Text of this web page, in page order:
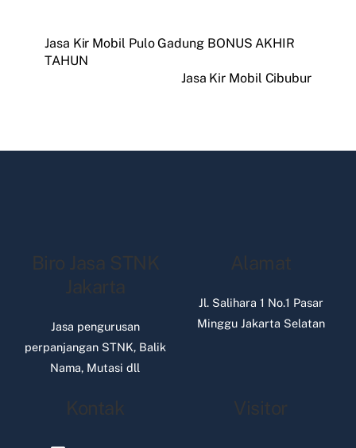
Jasa Kir Mobil Pulo Gadung BONUS AKHIR
TAHUN
Jasa Kir Mobil Cibubur
Biro Jasa STNK
Jakarta
Jasa pengurusan
perpanjangan STNK, Balik
Nama, Mutasi dll
Alamat
Jl. Salihara 1 No.1 Pasar
Minggu Jakarta Selatan
Kontak Visitor